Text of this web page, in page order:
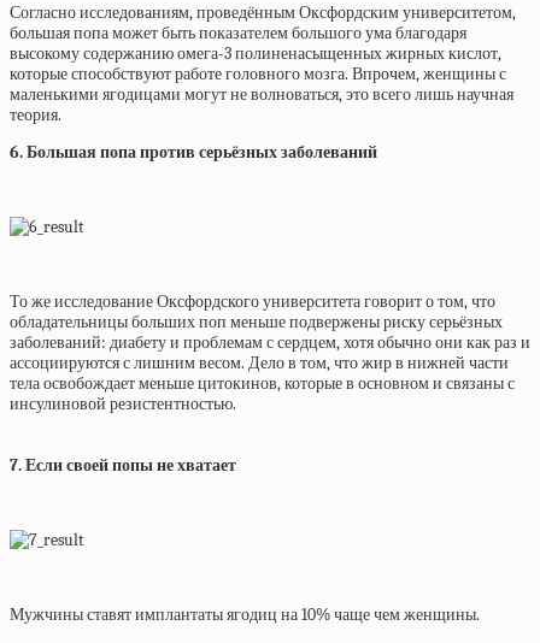
Согласно исследованиям, проведённым Оксфордским университетом,
большая попа может быть показателем большого ума благодаря
высокому содержанию омега-3 полиненасыщенных жирных кислот,
которые способствуют работе головного мозга. Впрочем, женщины с
маленькими ягодицами могут не волноваться, это всего лишь научная
теория.
6. Большая попа против серьёзных заболеваний
То же исследование Оксфордского университета говорит о том, что
обладательницы больших поп меньше подвержены риску серьёзных
заболеваний: диабету и проблемам с сердцем, хотя обычно они как раз и
ассоциируются с лишним весом. Дело в том, что жир в нижней части
тела освобождает меньше цитокинов, которые в основном и связаны с
инсулиновой резистентностью.
7. Если своей попы не хватает
Мужчины ставят имплантаты ягодиц на 10% чаще чем женщины.